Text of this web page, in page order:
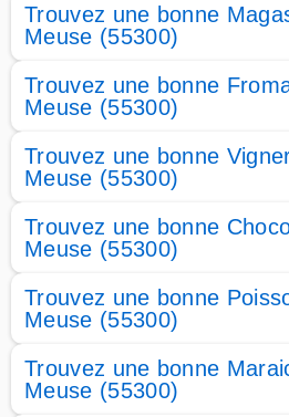
Trouvez une bonne
Meuse (55300)
Trouvez une bonne
Meuse (55300)
Trouvez une bonne
Meuse (55300)
Trouvez une bonne
Meuse (55300)
Trouvez une bonne
Meuse (55300)
Trouvez une bonne
Meuse (55300)